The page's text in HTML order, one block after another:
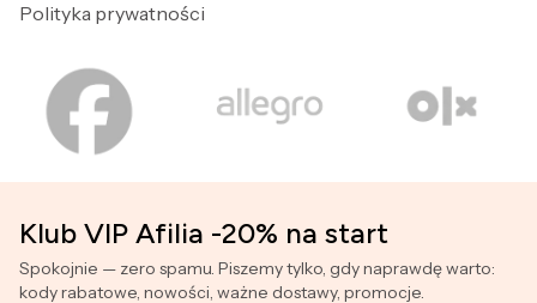
Polityka prywatności
Klub VIP Afilia -20% na start
Spokojnie — zero spamu. Piszemy tylko, gdy naprawdę warto:
kody rabatowe, nowości, ważne dostawy, promocje.